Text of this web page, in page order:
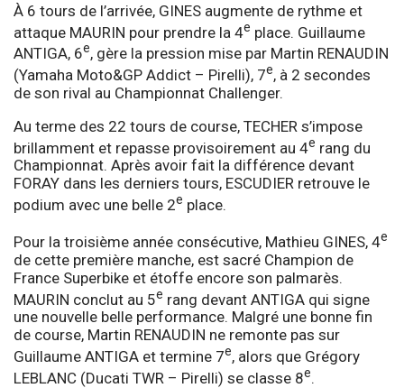
À 6 tours de l’arrivée, GINES augmente de rythme et
attaque MAURIN pour prendre la 4e place. Guillaume
ANTIGA, 6e, gère la pression mise par Martin RENAUDIN
(Yamaha Moto&GP Addict – Pirelli), 7e, à 2 secondes
de son rival au Championnat Challenger.
Au terme des 22 tours de course, TECHER s’impose
brillamment et repasse provisoirement au 4e rang du
Championnat. Après avoir fait la différence devant
FORAY dans les derniers tours, ESCUDIER retrouve le
podium avec une belle 2e place.
Pour la troisième année consécutive, Mathieu GINES, 4e
de cette première manche, est sacré Champion de
France Superbike et étoffe encore son palmarès.
MAURIN conclut au 5e rang devant ANTIGA qui signe
une nouvelle belle performance. Malgré une bonne fin
de course, Martin RENAUDIN ne remonte pas sur
Guillaume ANTIGA et termine 7e, alors que Grégory
LEBLANC (Ducati TWR – Pirelli) se classe 8e.